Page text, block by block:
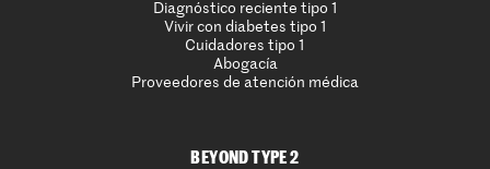
Diagnóstico reciente tipo 1
Vivir con diabetes tipo 1
Cuidadores tipo 1
Abogacía
Proveedores de atención médica
BEYOND TYPE 2